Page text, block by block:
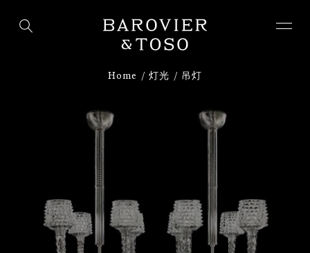
Home 灯光 吊灯
下载